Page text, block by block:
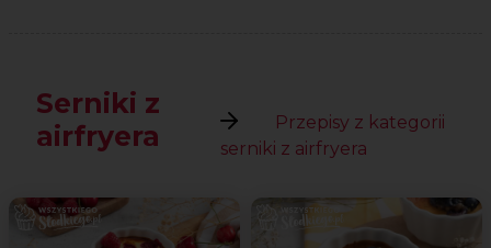
Serniki z
airfryera
Przepisy z kategorii
serniki z airfryera